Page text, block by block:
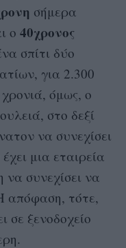
σήμερα
ο 40χρονος
σπίτι δύο
για 2.300
όμως, ο
στο δεξί
να συνεχίσει
μια εταιρεία
να συνεχίσει να
απόφαση, τότε,
σε ξενοδοχείο